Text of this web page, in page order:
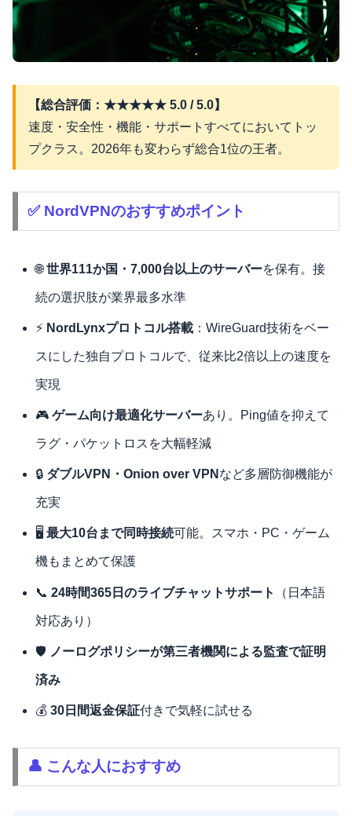
【総合評価：★★★★★ 5.0 / 5.0】
速度・安全性・機能・サポートすべてにおいてトッ
プクラス。2026年も変わらず総合1位の王者。
✅ NordVPNのおすすめポイント
🌐世界111か国・7,000台以上のサーバーを保有。接
続の選択肢が業界最多水準
⚡ NordLynxプロトコル搭載 ：WireGuard技術をベー
スにした独自プロトコルで、従来比2倍以上の速度を
実現
🎮ゲーム向け最適化サーバーあり。Ping値を抑えて
ラグ・パケットロスを大幅軽減
🔒 ダブルVPN・Onion over VPN など多層防御機能が
充実
🖥最大10台まで同時接続可能。スマホ・PC・ゲーム
機もまとめて保護
📞24時間365日のライブチャットサポート （日本語
対応あり）
🛡 ノーログポリシーが第三者機関による監査で証明
済み
💰30日間返金保証付きで気軽に試せる
👤 こんな人におすすめ